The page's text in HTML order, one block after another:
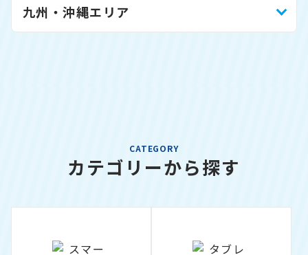
九州・沖縄エリア
CATEGORY
カテゴリーから探す